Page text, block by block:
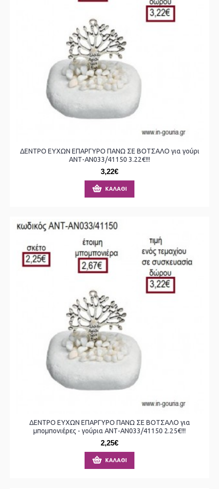
ΔΕΝΤΡΟ ΕΥΧΩΝ ΕΠΑΡΓΥΡΟ ΠΑΝΩ ΣΕ ΒΟΤΣΑΛΟ για γούρι
ΑΝΤ-ΑΝ033/41150 3.22€!!!
3,22€
ΚΑΛΆΘΙ
ΔΕΝΤΡΟ ΕΥΧΩΝ ΕΠΑΡΓΥΡΟ ΠΑΝΩ ΣΕ ΒΟΤΣΑΛΟ για
μπομπονιέρες - γούρια ΑΝΤ-ΑΝ033/41150 2.25€!!!
2,25€
ΚΑΛΆΘΙ